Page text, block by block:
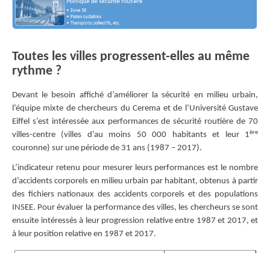
Toutes les villes progressent-elles au même
rythme ?
Devant le besoin affiché d’améliorer la sécurité en milieu urbain,
l’équipe mixte de chercheurs du Cerema et de l’Université Gustave
Eiffel s’est intéressée aux performances de sécurité routière de 70
villes-centre (villes d’au moins 50 000 habitants et leur 1ère
couronne) sur une période de 31 ans (1987 – 2017).
L’indicateur retenu pour mesurer leurs performances est le nombre
d’accidents corporels en milieu urbain par habitant, obtenus à partir
des fichiers nationaux des accidents corporels et des populations
INSEE. Pour évaluer la performance des villes, les chercheurs se sont
ensuite intéressés à leur progression relative entre 1987 et 2017, et
à leur position relative en 1987 et 2017.